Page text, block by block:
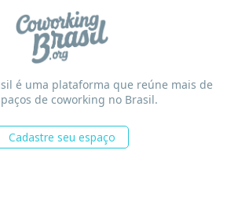
é uma plataforma que reúne mais de
de coworking no Brasil.
Cadastre seu espaço